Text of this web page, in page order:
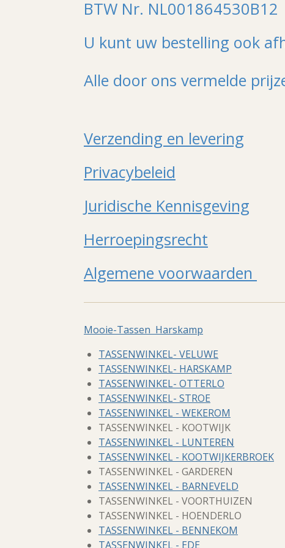
BTW Nr. NL001864530B12
U kunt uw bestelling ook
Alle door ons vermelde
Verzending en levering
Privacybeleid
Juridische Kennisgeving
Herroepingsrecht
Algemene voorwaarden
Mooie-Tassen Harskamp
TASSENWINKEL- VELUWE
TASSENWINKEL- HARSKAMP
TASSENWINKEL- OTTERLO
TASSENWINKEL- STROE
TASSENWINKEL - WEKEROM
TASSENWINKEL - KOOTWIJK
TASSENWINKEL - LUNTEREN
TASSENWINKEL - KOOTWIJKERBROEK
TASSENWINKEL - GARDEREN
TASSENWINKEL - BARNEVELD
TASSENWINKEL - VOORTHUIZEN
TASSENWINKEL - HOENDERLO
TASSENWINKEL - BENNEKOM
TASSENWINKEL - EDE